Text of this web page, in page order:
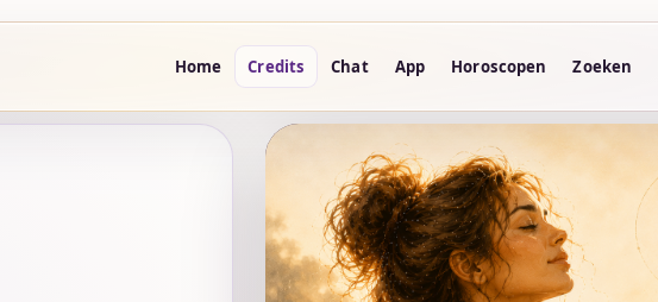
Home Credits Chat App Horoscopen Zoeken